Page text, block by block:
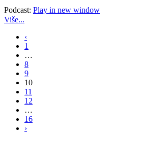
Podcast: Play in new window
Više...
‹
1
…
8
9
10
11
12
…
16
›